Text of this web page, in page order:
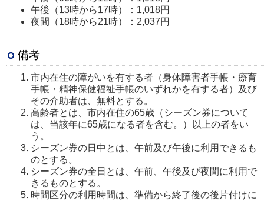
午後（13時から17時）：1,018円
夜間（18時から21時）：2,037円
備考
市内在住の障がいを有する者（身体障害者手帳・療育
手帳・精神保健福祉手帳のいずれかを有する者）及び
その介助者は、無料とする。
高齢者とは、市内在住の65歳（シーズン券について
は、当該年に65歳になる者を含む。）以上の者をい
う。
シーズン券の日中とは、午前及び午後に利用できるも
のとする。
シーズン券の全日とは、午前、午後及び夜間に利用で
きるものとする。
時間区分の利用時間は、準備から終了後の後片付けに